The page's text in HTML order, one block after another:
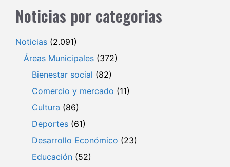
Noticias por categorias
Noticias (2.091)
Áreas Municipales (372)
Bienestar social (82)
Comercio y mercado (11)
Cultura (86)
Deportes (61)
Desarrollo Económico (23)
Educación (52)